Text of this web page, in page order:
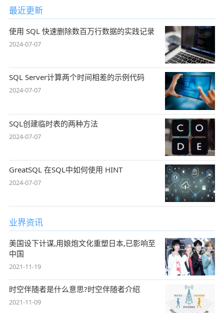
最近更新
使用 SQL 快速删除数百万行数据的实践记录
2024-07-07
SQL Server计算两个时间相差的示例代码
2024-07-07
SQL创建临时表的两种方法
2024-07-07
GreatSQL 在SQL中如何使用 HINT
2024-07-07
业界资讯
美国设下计谋,用娘炮文化重塑日本,已影响至
中国
2021-11-19
时空伴随者是什么意思?时空伴随者介绍
2021-11-09